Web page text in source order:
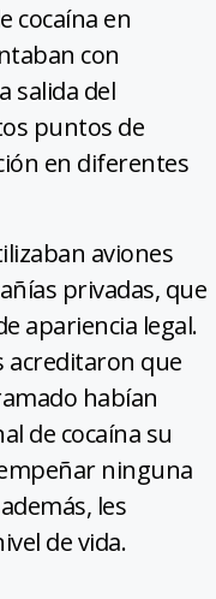
cocaína en
con
salida del
puntos de
en diferentes
aviones
privadas, que
apariencia legal.
acreditaron que
habían
de cocaína su
ninguna
les
de vida.